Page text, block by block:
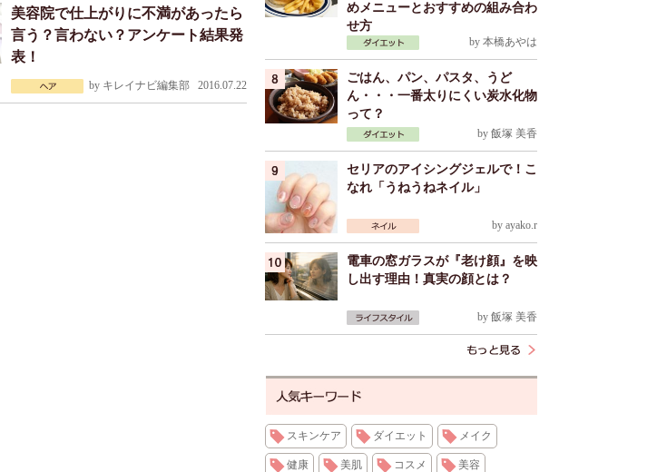
美容院で仕上がりに不満があったら
言う？言わない？アンケート結果発
表！
by キレイナビ編集部 2016.07.22
めメニューとおすすめの組み合わ
せ方
by 本橋あやは
ごはん、パン、パスタ、うど
ん・・・一番太りにくい炭水化物
って？
by 飯塚 美香
セリアのアイシングジェルで！こ
なれ「うねうねネイル」
by ayako.r
電車の窓ガラスが『老け顔』を映
し出す理由！真実の顔とは？
by 飯塚 美香
スキンケア ダイエット メイク
健康 美肌 コスメ 美容